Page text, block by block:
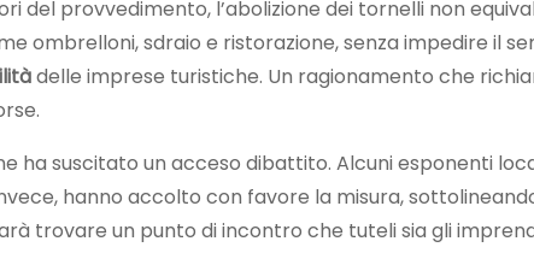
del provvedimento, l’abolizione dei tornelli non
ombrelloni, sdraio e ristorazione, senza impedire il
delle imprese turistiche. Un ragionamento che
ha suscitato un acceso dibattito. Alcuni esponenti
hanno accolto con favore la misura,
trovare un punto di incontro che tuteli sia gli